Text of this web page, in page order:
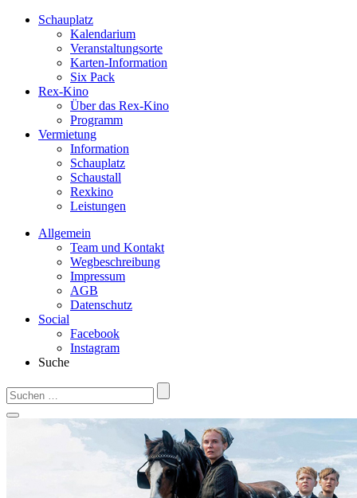
Schauplatz
Kalendarium
Veranstaltungsorte
Karten-Information
Six Pack
Rex-Kino
Über das Rex-Kino
Programm
Vermietung
Information
Schauplatz
Schaustall
Rexkino
Leistungen
Allgemein
Team und Kontakt
Wegbeschreibung
Impressum
AGB
Datenschutz
Social
Facebook
Instagram
Suche
Suchen
nach: